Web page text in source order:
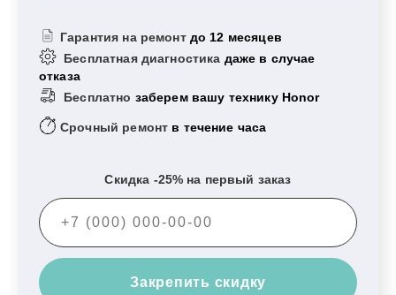
Гарантия на ремонт до 12 месяцев
Бесплатная диагностика даже в случае
отказа
Бесплатно заберем вашу технику Honor
Срочный ремонт в течение часа
Скидка -25% на первый заказ
Закрепить скидку